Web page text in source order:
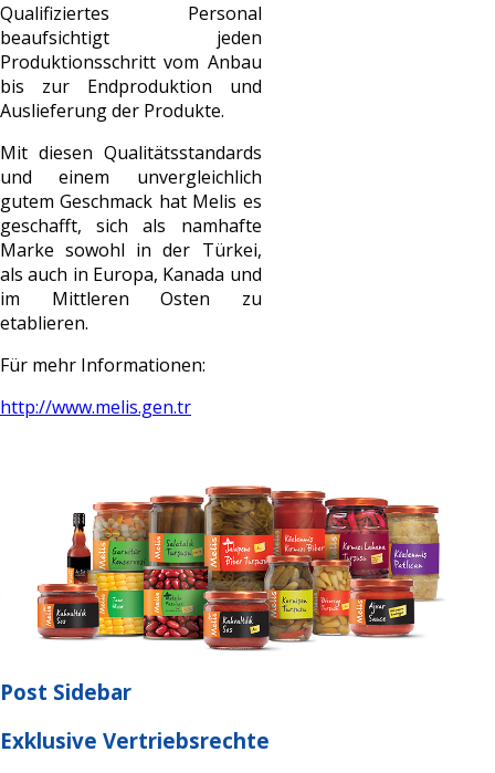
Qualifiziertes Personal
beaufsichtigt jeden
Produktionsschritt vom Anbau
bis zur Endproduktion und
Auslieferung der Produkte.
Mit diesen Qualitätsstandards
und einem unvergleichlich
gutem Geschmack hat Melis es
geschafft, sich als namhafte
Marke sowohl in der Türkei,
als auch in Europa, Kanada und
im Mittleren Osten zu
etablieren.
Für mehr Informationen:
http://www.melis.gen.tr
Post Sidebar
Exklusive Vertriebsrechte